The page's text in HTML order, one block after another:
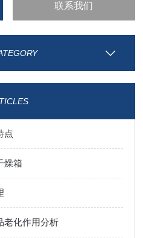
联系我们
点
燥箱
老化作用分析